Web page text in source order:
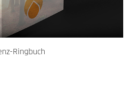
Ringbuch